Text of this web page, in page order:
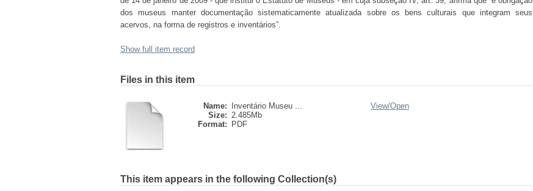
dos museus manter documentação sistematicamente atualizada sobre os bens culturais que integram seus
acervos, na forma de registros e inventários”.
Show full item record
Files in this item
Name:
Inventário Museu ...
Size: 2.485Mb
Format:
PDF
View/Open
This item appears in the following Collection(s)